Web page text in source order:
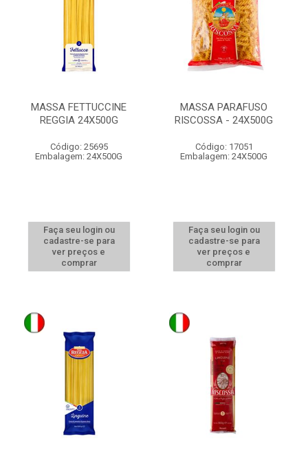
MASSA FETTUCCINE
REGGIA 24X500G
Código: 25695
Embalagem: 24X500G
Faça seu login ou
cadastre-se para
ver preços e
comprar
MASSA PARAFUSO
RISCOSSA - 24X500G
Código: 17051
Embalagem: 24X500G
Faça seu login ou
cadastre-se para
ver preços e
comprar